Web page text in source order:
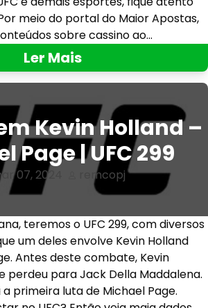
meio do portal do Maior Apostas,
sobre cassino ao…
Ler Mais
Kevin Holland –
Page | UFC 299
07, 2024 remcopj
teremos o UFC 299, com diversos
um deles envolve Kevin Holland
Antes deste combate, Kevin
perdeu para Jack Della Maddalena.
primeira luta de Michael Page.